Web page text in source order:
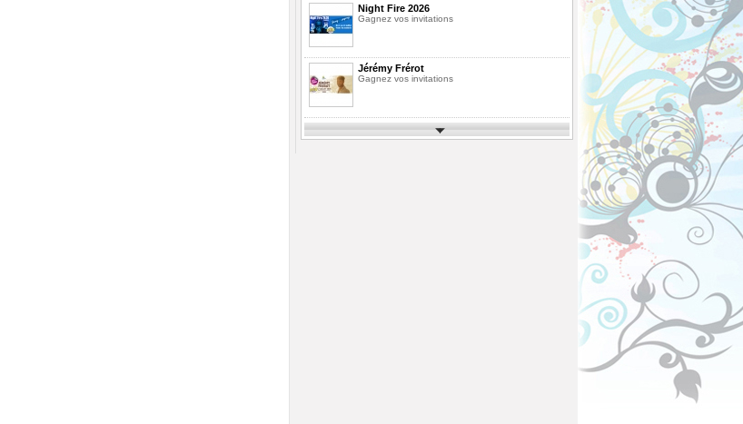
Night Fire 2026
Gagnez vos invitations
Jérémy Frérot
Gagnez vos invitations
Parcs d'Attractions et de Loisirs 2026